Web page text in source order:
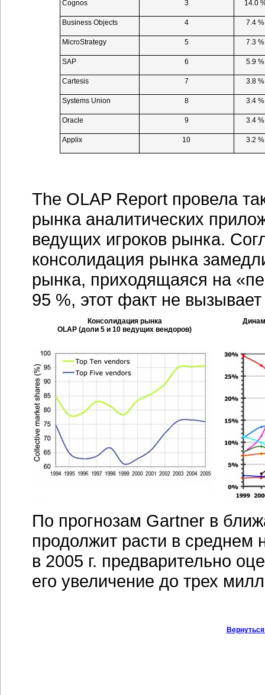
Cognos 3 14.0
Business Objects 4 7.4 %
MicroStrategy 5 7.3 %
SAP 6 5.9 %
Cartesis 7 3.8 %
Systems Union 8 3.4 %
Oracle 9 3.4 %
Applix 10 3.2 %
The OLAP Report провела
рынка аналитических
ведущих игроков рынка.
консолидация рынка
рынка, приходящаяся на
95 %, этот факт не
Консолидация рынка
OLAP (доли 5 и 10 ведущих вендоров)
По прогнозам Gartner в
продолжит расти в среднем
в 2005 г. предварительно
его увеличение до трех